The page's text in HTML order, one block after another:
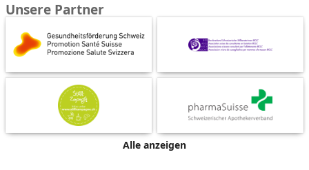
Unsere Partner
Alle anzeigen